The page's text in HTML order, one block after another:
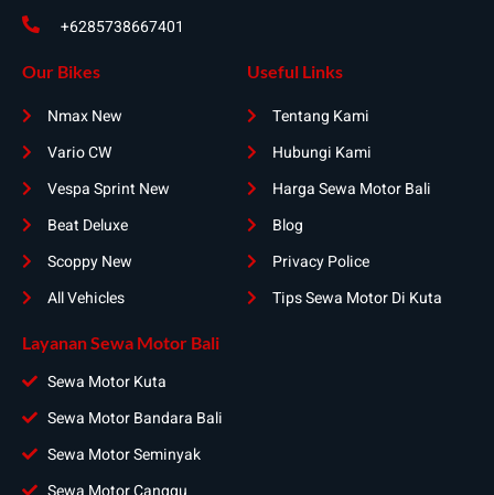
+6285738667401
Our Bikes
Nmax New
Vario CW
Vespa Sprint New
Beat Deluxe
Scoppy New
All Vehicles
Useful Links
Tentang Kami
Hubungi Kami
Harga Sewa Motor Bali
Blog
Privacy Police
Tips Sewa Motor Di Kuta
Layanan Sewa Motor Bali
Sewa Motor Kuta
Sewa Motor Bandara Bali
Sewa Motor Seminyak